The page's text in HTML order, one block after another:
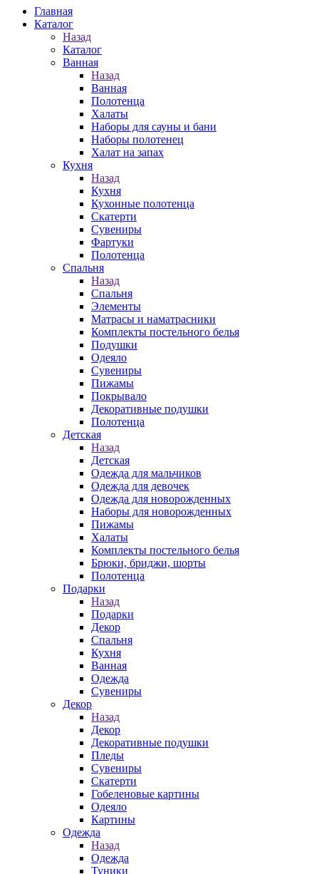
Главная
Каталог
Назад
Каталог
Ванная
Назад
Ванная
Полотенца
Халаты
Наборы для сауны и бани
Наборы полотенец
Халат на запах
Кухня
Назад
Кухня
Кухонные полотенца
Скатерти
Сувениры
Фартуки
Полотенца
Спальня
Назад
Спальня
Элементы
Матрасы и наматрасники
Комплекты постельного белья
Подушки
Одеяло
Сувениры
Пижамы
Покрывало
Декоративные подушки
Полотенца
Детская
Назад
Детская
Одежда для мальчиков
Одежда для девочек
Одежда для новорожденных
Наборы для новорожденных
Пижамы
Халаты
Комплекты постельного белья
Брюки, бриджи, шорты
Полотенца
Подарки
Назад
Подарки
Декор
Спальня
Кухня
Ванная
Одежда
Сувениры
Декор
Назад
Декор
Декоративные подушки
Пледы
Сувениры
Скатерти
Гобеленовые картины
Одеяло
Картины
Одежда
Назад
Одежда
Туники